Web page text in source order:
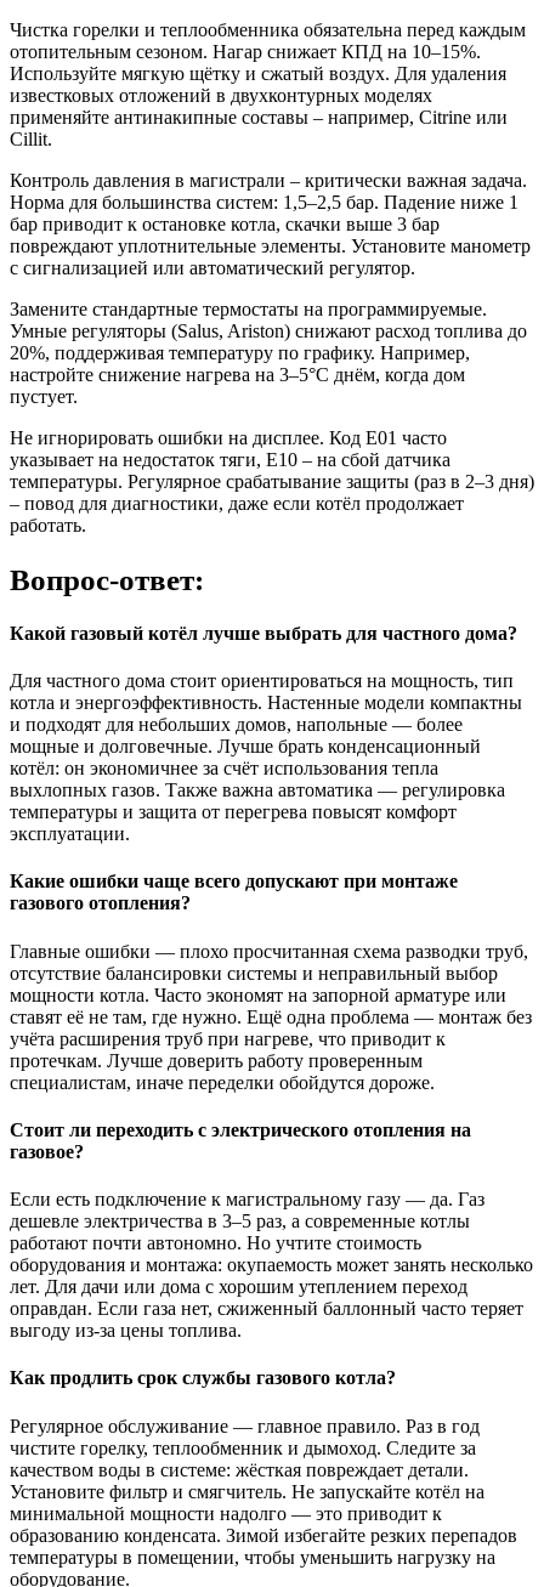
Чистка горелки и теплообменника обязательна перед каждым
отопительным сезоном. Нагар снижает КПД на 10–15%.
Используйте мягкую щётку и сжатый воздух. Для удаления
известковых отложений в двухконтурных моделях
применяйте антинакипные составы – например, Citrine или
Сillit.
Контроль давления в магистрали – критически важная задача.
Норма для большинства систем: 1,5–2,5 бар. Падение ниже 1
бар приводит к остановке котла, скачки выше 3 бар
повреждают уплотнительные элементы. Установите манометр
с сигнализацией или автоматический регулятор.
Замените стандартные термостаты на программируемые.
Умные регуляторы (Salus, Ariston) снижают расход топлива до
20%, поддерживая температуру по графику. Например,
настройте снижение нагрева на 3–5°C днём, когда дом
пустует.
Не игнорировать ошибки на дисплее. Код Е01 часто
указывает на недостаток тяги, Е10 – на сбой датчика
температуры. Регулярное срабатывание защиты (раз в 2–3 дня)
– повод для диагностики, даже если котёл продолжает
работать.
Вопрос-ответ:
Какой газовый котёл лучше выбрать для частного дома?
Для частного дома стоит ориентироваться на мощность, тип
котла и энергоэффективность. Настенные модели компактны
и подходят для небольших домов, напольные — более
мощные и долговечные. Лучше брать конденсационный
котёл: он экономичнее за счёт использования тепла
выхлопных газов. Также важна автоматика — регулировка
температуры и защита от перегрева повысят комфорт
эксплуатации.
Какие ошибки чаще всего допускают при монтаже
газового отопления?
Главные ошибки — плохо просчитанная схема разводки труб,
отсутствие балансировки системы и неправильный выбор
мощности котла. Часто экономят на запорной арматуре или
ставят её не там, где нужно. Ещё одна проблема — монтаж без
учёта расширения труб при нагреве, что приводит к
протечкам. Лучше доверить работу проверенным
специалистам, иначе переделки обойдутся дороже.
Стоит ли переходить с электрического отопления на
газовое?
Если есть подключение к магистральному газу — да. Газ
дешевле электричества в 3–5 раз, а современные котлы
работают почти автономно. Но учтите стоимость
оборудования и монтажа: окупаемость может занять несколько
лет. Для дачи или дома с хорошим утеплением переход
оправдан. Если газа нет, сжиженный баллонный часто теряет
выгоду из-за цены топлива.
Как продлить срок службы газового котла?
Регулярное обслуживание — главное правило. Раз в год
чистите горелку, теплообменник и дымоход. Следите за
качеством воды в системе: жёсткая повреждает детали.
Установите фильтр и смягчитель. Не запускайте котёл на
минимальной мощности надолго — это приводит к
образованию конденсата. Зимой избегайте резких перепадов
температуры в помещении, чтобы уменьшить нагрузку на
оборудование.